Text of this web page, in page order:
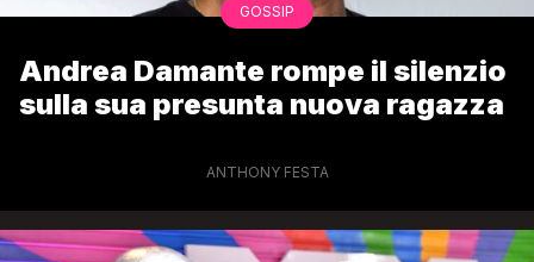
GOSSIP
Andrea Damante rompe il silenzio
sulla sua presunta nuova ragazza
ANTHONY FESTA